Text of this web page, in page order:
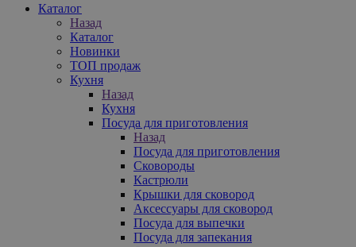
Каталог
Назад
Каталог
Новинки
ТОП продаж
Кухня
Назад
Кухня
Посуда для приготовления
Назад
Посуда для приготовления
Сковороды
Кастрюли
Крышки для сковород
Аксессуары для сковород
Посуда для выпечки
Посуда для запекания